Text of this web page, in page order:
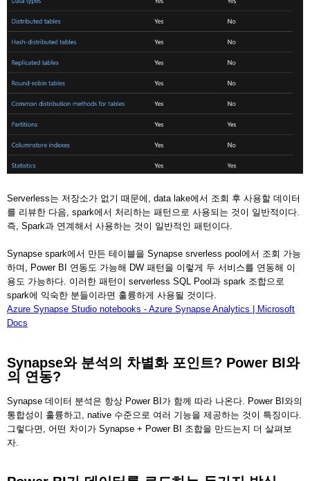
Serverless는 저장소가 없기 때문에, data lake에서 조회 후 사용할 데이터
를 리뷰한 다음, spark에서 처리하는 패턴으로 사용되는 것이 일반적이다.
즉, Spark과 연계해서 사용하는 것이 일반적인 패턴이다.
Synapse spark에서 만든 테이블을 Synapse srverless pool에서 조회 가능
하며, Power BI 연동도 가능해 DW 패턴을 이렇게 두 서비스를 연동해 이
용도 가능하다. 이러한 패턴이 serverless SQL Pool과 spark 조합으로
spark에 익숙한 분들이라면 훌륭하게 사용될 것이다.
Azure Synapse Studio notebooks - Azure Synapse Analytics | Microsoft
Docs
Synapse와 분석의 차별화 포인트? Power BI와
의 연동?
Synapse 데이터 분석은 항상 Power BI가 함께 따라 나온다. Power BI와의
통합성이 훌륭하고, native 수준으로 여러 기능을 제공하는 것이 특징이다.
그렇다면, 어떤 차이가 Synapse + Power BI 조합을 만드는지 더 살펴보
자.